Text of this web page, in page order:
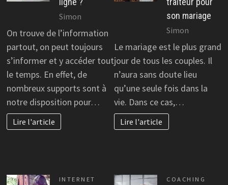
Simon
On trouve de l’information
partout, on peut toujours
s’informer et y accéder tout
le temps. En effet, de
nombreux supports sont à
notre disposition pour…
Lire l'article
son mariage
Simon
Le mariage est le plus grand
jour de tous les couples. Il
n’aura sans doute lieu
qu’une seule fois dans la
vie. Dans ce cas,…
Lire l'article
INTERNET COACHING